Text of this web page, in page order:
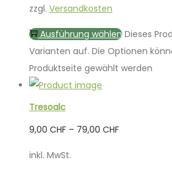
zzgl. Versandkosten
Ausführung wählen Dieses
Varianten auf. Die Optionen
Produktseite gewählt werden
Tresoalc
9,00 CHF – 79,00 CHF
inkl. MwSt.